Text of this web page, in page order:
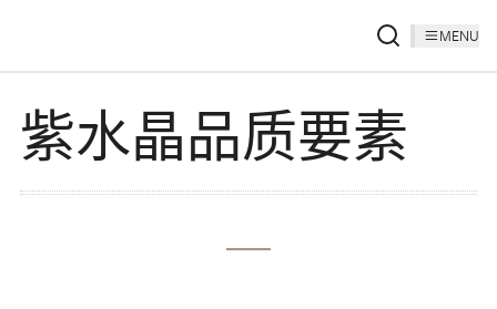
MENU
紫水晶品质要素